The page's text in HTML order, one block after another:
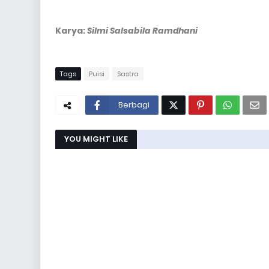
Karya:Silmi Salsabila Ramdhani
Tags Puisi Sastra
Berbagi
YOU MIGHT LIKE